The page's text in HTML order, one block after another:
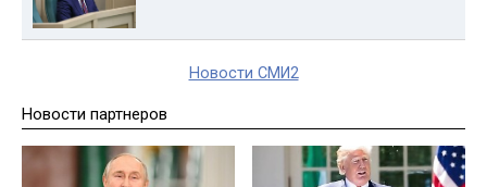
Новости СМИ2
Новости партнеров